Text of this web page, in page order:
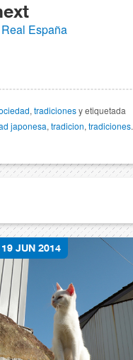
España
, tradicionesy etiquetada
japonesa, tradicion, tradiciones.
JUN 2014